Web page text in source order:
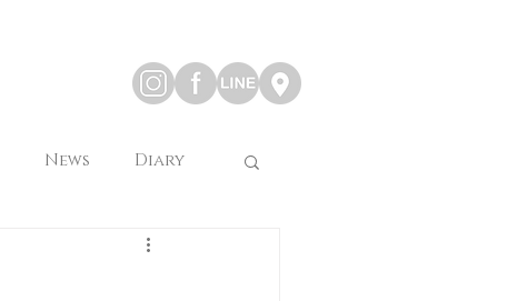
News Diary